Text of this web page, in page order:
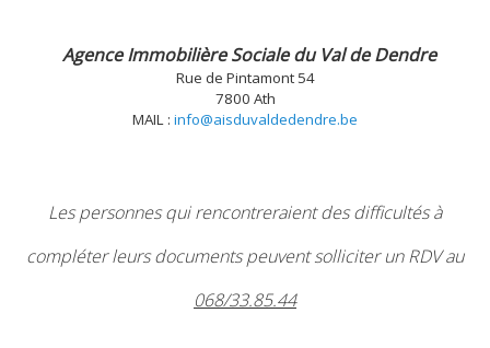
Agence Immobilière Sociale du Val de Dendre
Rue de Pintamont 54
7800 Ath
MAIL : info@aisduvaldedendre.be
Les personnes qui rencontreraient des difficultés à
compléter leurs documents peuvent solliciter un RDV au
068/33.85.44